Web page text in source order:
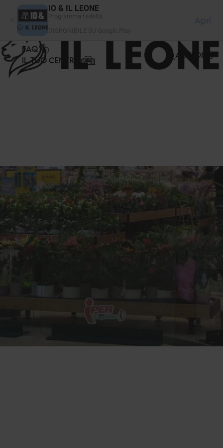
IO & IL LEONE
Apri
FAQ
IL TUO CENTRO
ACCEDI
Pannello di gestione dei cookies